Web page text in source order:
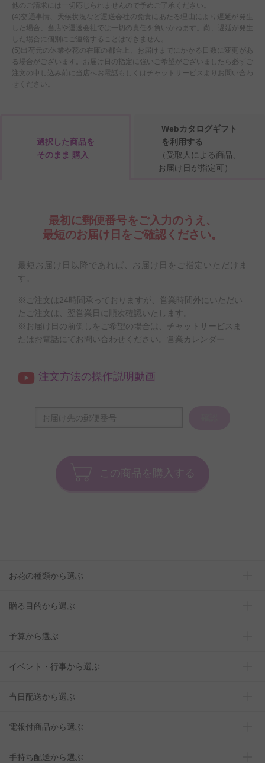
他のご請求には一切応じられませんので予めご了承ください。
(4)交通事情、天候状況など運送会社の免責にあたる理由により遅延が発生
した場合、当店や運送会社では一切の責任を負いかねます。尚、遅延が発生
した場合に個別にご連絡することはできません。
(5)出荷元の休業や花の在庫の都合上、お届けまでにかかる日数に変更があ
る場合がございます。お届け日の指定に強いご希望がございましたら必ずご
注文の申し込み前に当店へお電話もしくはチャットサービスよりお問い合わ
せください。
選択した商品を
そのまま 購入
Webカタログギフト
を利用する
（受取人による商品、
お届け日が指定可）
最初に郵便番号をご入力のうえ、
最短のお届け日をご確認ください。
最短お届け日以降であれば、お届け日をご指定いただけま
す。
※ご注文は24時間承っておりますが、営業時間外にいただい
たご注文は、翌営業日に順次確認いたします。
※お届け日の前倒しをご希望の場合は、チャットサービスま
たはお電話にてお問い合わせください。
営業カレンダー
注文方法の操作説明動画
この商品を購入する
お花の種類から選ぶ
贈る目的から選ぶ
予算から選ぶ
イベント・行事から選ぶ
当日配送から選ぶ
電報付商品から選ぶ
手持ち配送から選ぶ